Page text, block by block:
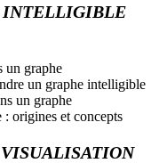
INTELLIGIBLE
un graphe
un graphe intelligible
un graphe
origines et concepts